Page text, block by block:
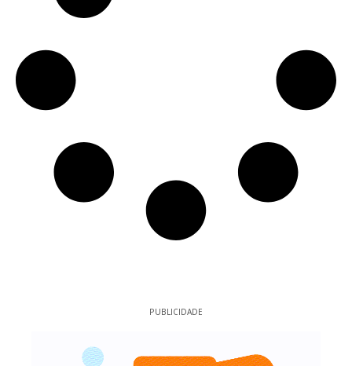
PUBLICIDADE